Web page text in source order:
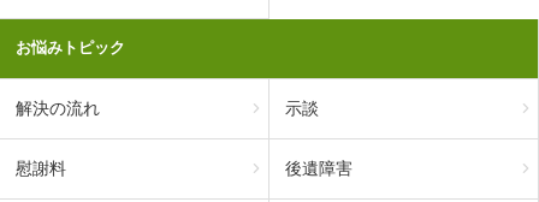
お悩みトピック
解決の流れ 示談
慰謝料 後遺障害